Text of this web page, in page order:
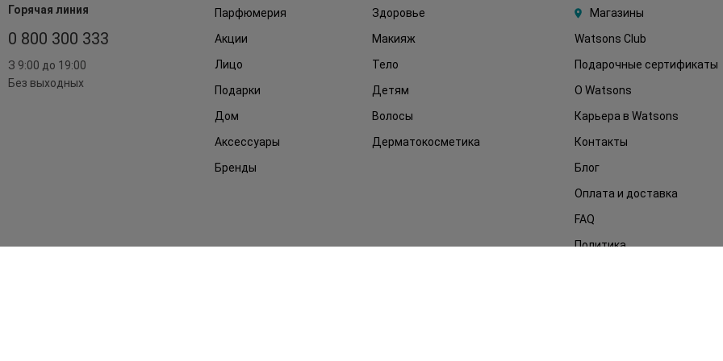
Горячая линия
0 800 300 333
З 9:00 до 19:00
Без выходных
Парфюмерия
Здоровье
Акции
Макияж
Лицо
Тело
Подарки
Детям
Дом
Волосы
Аксессуары
Дерматокосметика
Бренды
Магазины
Watsons Club
Подарочные сертификаты
О Watsons
Карьера в Watsons
Контакты
Блог
Оплата и доставка
FAQ
Политика